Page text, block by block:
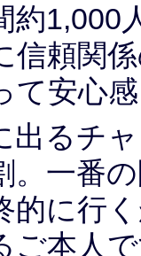
約1,000
信頼関
て安心
出るチ
。一番
的に行
ご本人